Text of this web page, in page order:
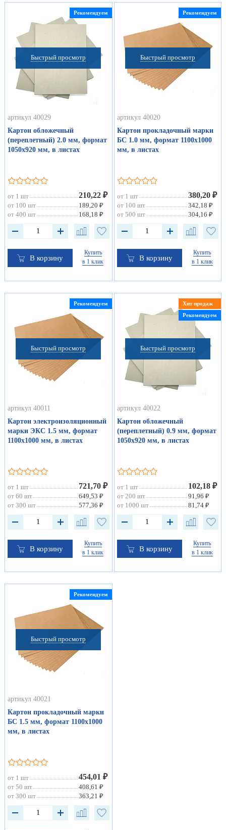
Быстрый просмотр
Рекомендуем
артикул 40029
Картон обложечный
(переплетный) 2.0 мм, формат
1050х920 мм, в листах
от 1 шт 210,22 ₽
от 100 шт
189,20 ₽
от 400 шт
168,18 ₽
В корзину
Купить
в 1 клик
Быстрый просмотр
Рекомендуем
артикул 40020
Картон прокладочный марки
БС 1.0 мм, формат 1100х1000
мм, в листах
от 1 шт 380,20 ₽
от 100 шт
342,18 ₽
от 500 шт
304,16 ₽
В корзину
Купить
в 1 клик
Быстрый просмотр
Рекомендуем
артикул 40011
Картон электроизоляционный
марки ЭКС 1.5 мм, формат
1100х1000 мм, в листах
от 1 шт 721,70 ₽
от 60 шт
649,53 ₽
от 300 шт
577,36 ₽
В корзину
Купить
в 1 клик
Быстрый просмотр
Хит продаж
Рекомендуем
артикул 40022
Картон обложечный
(переплетный) 0.9 мм, формат
1050х920 мм, в листах
от 1 шт 102,18 ₽
от 200 шт
91,96 ₽
от 1000 шт
81,74 ₽
В корзину
Купить
в 1 клик
Быстрый просмотр
Рекомендуем
артикул 40021
Картон прокладочный марки
БС 1.5 мм, формат 1100х1000
мм, в листах
от 1 шт 454,01 ₽
от 50 шт
408,61 ₽
от 300 шт
363,21 ₽